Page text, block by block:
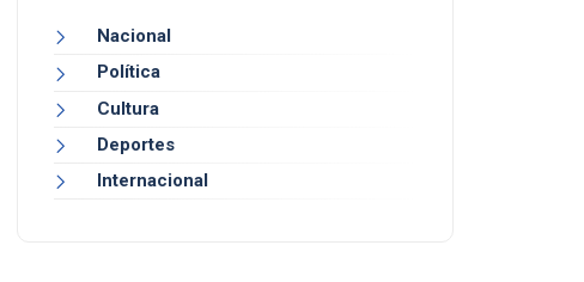
Nacional
Política
Cultura
Deportes
Internacional